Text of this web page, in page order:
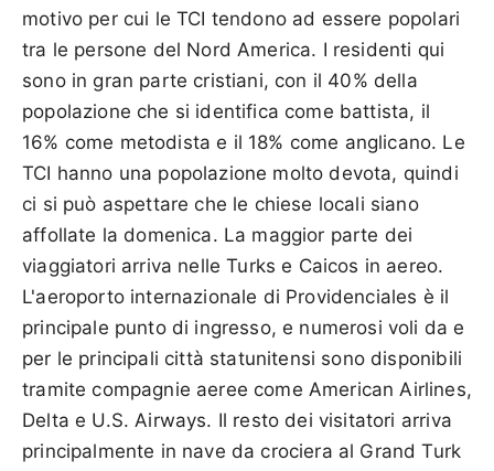
motivo per cui le TCI tendono ad essere popolari
tra le persone del Nord America. I residenti qui
sono in gran parte cristiani, con il 40% della
popolazione che si identifica come battista, il
16% come metodista e il 18% come anglicano. Le
TCI hanno una popolazione molto devota, quindi
ci si può aspettare che le chiese locali siano
affollate la domenica. La maggior parte dei
viaggiatori arriva nelle Turks e Caicos in aereo.
L'aeroporto internazionale di Providenciales è il
principale punto di ingresso, e numerosi voli da e
per le principali città statunitensi sono disponibili
tramite compagnie aeree come American Airlines,
Delta e U.S. Airways. Il resto dei visitatori arriva
principalmente in nave da crociera al Grand Turk